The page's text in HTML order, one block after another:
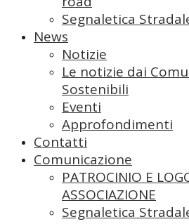
Segnaletica
News
Notizie
Le notizie dai
Sostenibili
Eventi
Approfondimenti
Contatti
Comunicazione
PATROCINIO E
ASSOCIAZIONE
Segnaletica